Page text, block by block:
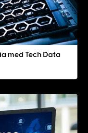
med Tech Data